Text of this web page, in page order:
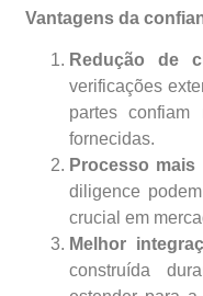
Vantagens da
Redução de
verificações
partes confiam
fornecidas.
Processo mais
diligence
crucial em
Melhor
construída